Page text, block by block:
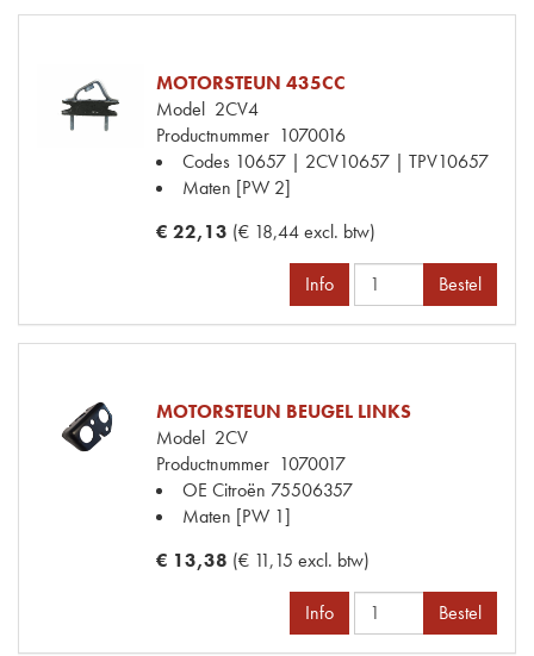
MOTORSTEUN 435CC
Model 2CV4
Productnummer 1070016
Codes 10657 | 2CV10657 | TPV10657
Maten [PW 2]
€ 22,13 (€ 18,44 excl. btw)
Info Bestel
MOTORSTEUN BEUGEL LINKS
Model 2CV
Productnummer 1070017
OE Citroën 75506357
Maten [PW 1]
€ 13,38 (€ 11,15 excl. btw)
Info Bestel